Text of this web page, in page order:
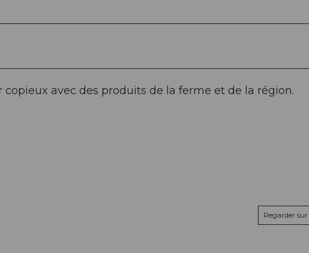
avec des produits de la ferme et de la région.
Regarder